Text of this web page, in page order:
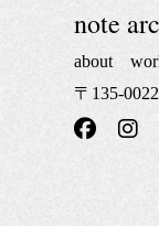
note
about
〒135-